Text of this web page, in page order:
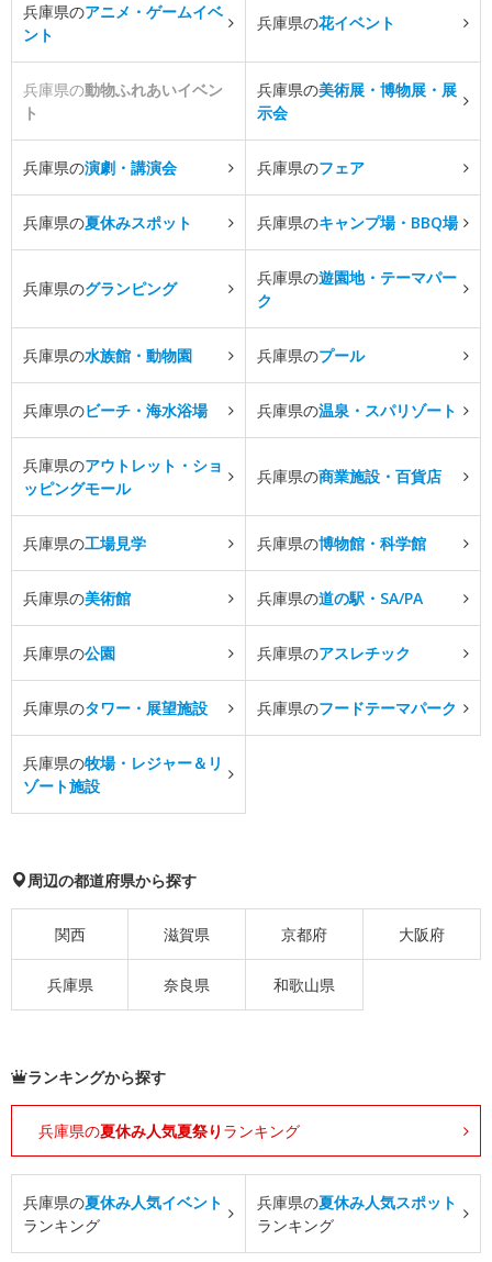
兵庫県のアニメ・ゲームイベ
ント
兵庫県の花イベント
兵庫県の動物ふれあいイベン
ト
兵庫県の美術展・博物展・展
示会
兵庫県の演劇・講演会 兵庫県のフェア
兵庫県の夏休みスポット 兵庫県のキャンプ場・BBQ場
兵庫県のグランピング
兵庫県の遊園地・テーマパー
ク
兵庫県の水族館・動物園 兵庫県のプール
兵庫県のビーチ・海水浴場 兵庫県の温泉・スパリゾート
兵庫県のアウトレット・ショ
ッピングモール
兵庫県の商業施設・百貨店
兵庫県の工場見学 兵庫県の博物館・科学館
兵庫県の美術館 兵庫県の道の駅・SA/PA
兵庫県の公園 兵庫県のアスレチック
兵庫県のタワー・展望施設 兵庫県のフードテーマパーク
兵庫県の牧場・レジャー＆リ
ゾート施設
周辺の都道府県から探す
関西 滋賀県 京都府 大阪府
兵庫県 奈良県 和歌山県
ランキングから探す
兵庫県の夏休み人気夏祭り ランキング
兵庫県の夏休み人気イベント
ランキング
兵庫県の夏休み人気スポット
ランキング